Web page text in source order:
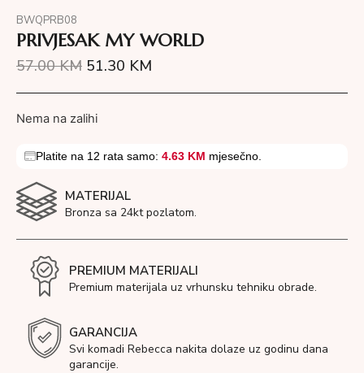
BWQPRB08
PRIVJESAK MY WORLD
57.00KM 51.30 KM
Nema na zalihi
Platite na 12 rata samo: 4.63 KM mjesečno.
MATERIJAL
Bronza sa 24kt pozlatom.
PREMIUM MATERIJALI
Premium materijala uz vrhunsku tehniku obrade.
GARANCIJA
Svi komadi Rebecca nakita dolaze uz godinu dana
garancije.